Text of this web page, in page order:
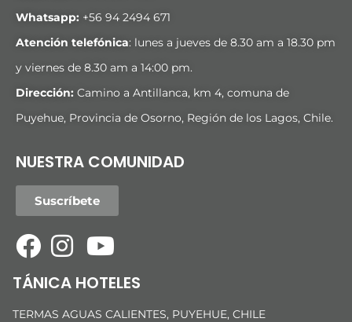
Whatsapp: +56 94 2494 671
Atención telefónica: lunes a jueves de 8.30 am a 18.30 pm
y viernes de 8.30 am a 14:00 pm.
Dirección: Camino a Antillanca, km 4, comuna de
Puyehue, Provincia de Osorno, Región de los Lagos, Chile.
NUESTRA COMUNIDAD
Suscríbete
TÁNICA HOTELES
TERMAS AGUAS CALIENTES, PUYEHUE, CHILE